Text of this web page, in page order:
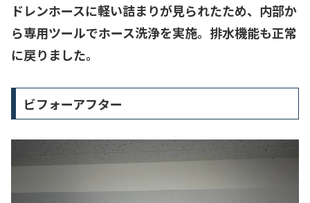
ドレンホースに軽い詰まりが見られたため、内部か
ら専用ツールでホース洗浄を実施。排水機能も正常
に戻りました。
ビフォーアフター